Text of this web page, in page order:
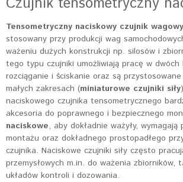
Tensometryczny naciskowy czujnik wagowy
stosowany przy produkcji wag
ważeniu dużych konstrukcji np. silosów i
tego typu czujniki umożliwiają pracę w dwóch
rozciąganie i ściskanie oraz są
małych zakresach (miniaturowe czujniki siły
naciskowego czujnika tensometrycznego
akcesoria do poprawnego i bezpiecznego
naciskowe, aby dokładnie ważyły, wymagają
montażu oraz dokładnego prostopadłego
czujnika. Naciskowe czujniki siły często
przemysłowych m.in. do ważenia zbiorników,
układów kontroli i dozowania.